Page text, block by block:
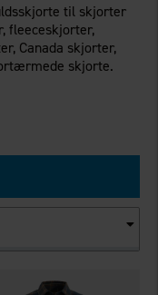
til skjorter
fleeceskjorter,
Canada skjorter,
skjorte.